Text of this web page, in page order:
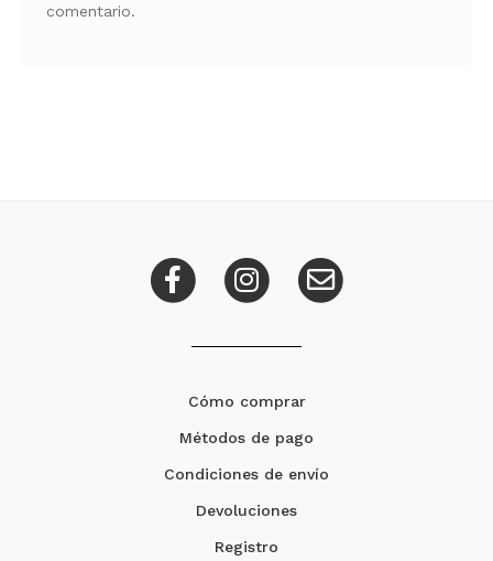
comentario.
Cómo comprar
Métodos de pago
Condiciones de envío
Devoluciones
Registro